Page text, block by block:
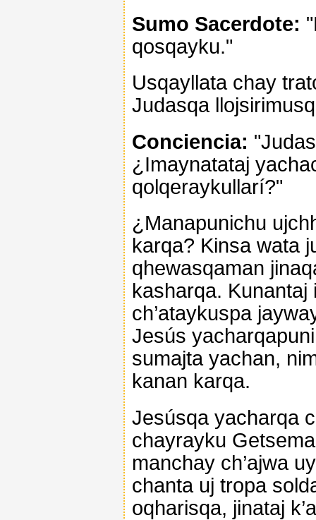
Sumo Sacerdote:
qosqayku."
Usqayllata chay
Judasqa
Conciencia:
¿Imaynatataj
qolqeraykullarí?"
¿Manapunichu
karqa? Kinsa wata
qhewasqaman
kasharqa. Kunantaj
ch’ataykuspa
Jesús
sumajta yachan,
kanan karqa.
Jesúsqa yacharqa
chayrayku
manchay ch’ajwa
chanta uj tropa
oqharisqa, jinataj